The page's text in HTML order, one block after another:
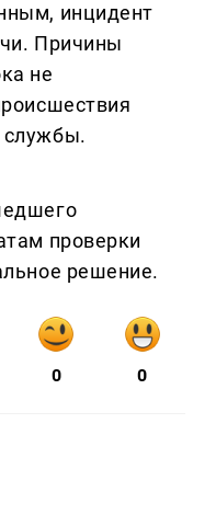
инцидент
Причины
не
службы.
проверки
решение.
0 0